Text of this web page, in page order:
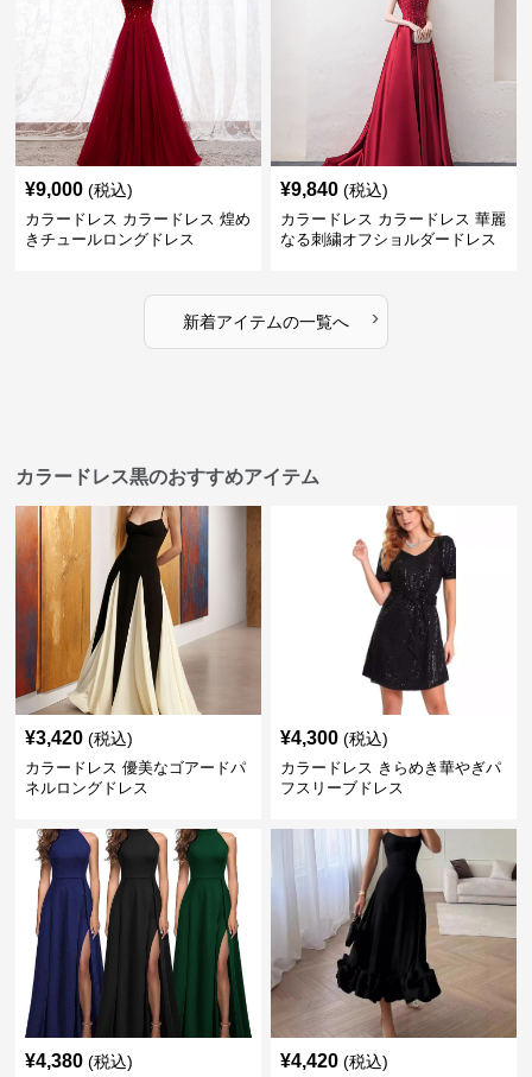
¥9,000 (税込)
カラードレス カラードレス 煌め
きチュールロングドレス
¥9,840 (税込)
カラードレス カラードレス 華麗
なる刺繍オフショルダードレス
新着アイテムの一覧へ ›
¥3,420 (税込)
カラードレス 優美なゴアードパ
ネルロングドレス
(税込)
カラードレス きらめき華やぎパ
フスリーブドレス
¥4,380 (税込)
カラードレス 優雅なホルターネ
¥4,420 (税込)
カラードレス 優美な裾フリルキ